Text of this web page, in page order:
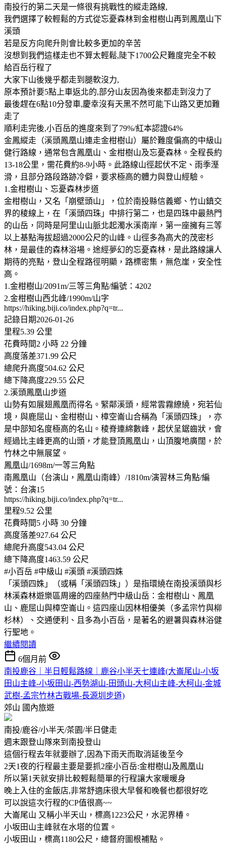
南投行的第二天是一條很有挑戰性的縱走路線,
我們選擇了較輕鬆的方式從忘憂森林到金柑樹山再到鳳凰山下
溪頭
若是反方向爬升則會比較多更加的辛苦
沒想到我們這樣走也不算太輕鬆,陡下1700公尺難度完全不較
給百岳行程了
大家下山後幾乎都走到腿軟沒力,
原本預計要5點上車返北的,部分山友因為後來都走到沒力了
最後趕在6點10分發車,慶幸沒有天黑不然可能下山路又更加難
走了
順利走完後,小百岳的進度來到了79%/紅本認證64%
金鳳縱走（溪頭鳳凰山連走金柑樹山）屬於難度偏高的中級山
健行路線，通常包含鳳凰山、金柑樹山及忘憂森林。全程長約
13-18公里，需花費約8-9小時。此路線山徑起伏不定、雨季溼
滑，且部分路段路跡冷僻，要求極高的體力與登山經驗。
1.金柑樹山、忘憂森林步道
金柑樹山，又名「崩壁頭山」，位於南投縣信義鄉、竹山鎮交
界的稜線上，在「溪頭四珠」中排行第二，也是四珠中最熱門
的山岳，同時是阿里山山脈北起濁水溪南岸，第一座擁有三等
以上基點海拔超過2000公尺的山峰。山徑多為高大的茂密杉
林，是最佳的森林浴場。途經夢幻的忘憂森林，是此路線讓人
期待的亮點，登山全程路徑明顯，路標密集，無危崖，安全性
高。
1.金柑樹山/2091m/三等三角點/編號：4202
2.金柑樹山西北峰/1990m/山字
https://hiking.biji.co/index.php?q=tr...
記錄日期2026-01-26
里程5.39 公里
花費時間2 小時 22 分鐘
高度落差371.99 公尺
總爬升高度504.62 公尺
總下降高度229.55 公尺
2.溪頭鳳凰山步道
山勢有如展翅鳳凰而得名。緊鄰溪頭，經常雲霧繚繞，宛若仙
境，與鹿屈山、金柑樹山、樟空崙山合稱為「溪頭四珠」，亦
是中部知名度極高的名山。稜脊連綿數峰，起伏呈鋸齒狀，會
經過比主峰更高的山頭，才能登頂鳳凰山，山頂腹地廣闊，於
竹林之中無展望。
鳳凰山/1698m/一等三角點
南鳳凰山（台演山，鳳凰山南峰）/1810m/演習林三角點/編
號：台演15
https://hiking.biji.co/index.php?q=tr...
里程9.52 公里
花費時間5 小時 30 分鐘
高度落差927.64 公尺
總爬升高度543.04 公尺
總下降高度1463.59 公尺
#小百岳 #中級山 #溪頭 #溪頭四姝
「溪頭四姝」（或稱「溪頭四珠」）是指環繞在南投溪頭與杉
林溪森林遊樂區周邊的四座熱門中級山岳：金柑樹山、鳳凰
山、鹿屈山與樟空崙山。這四座山因林相優美（多孟宗竹與柳
杉林）、交通便利、且多為小百岳，是著名的避暑與森林浴健
行聖地。
繼續閱讀
6個月前
南投鹿谷｜半日輕鬆路線｜鹿谷小半天七連峰(大崙尾山-小坂
田山主峰-小坂田山-西勢湖山-田頭山-大柯山主峰-大柯山-金城
武樹-孟宗竹林古戰場-長源圳步道)
郊山 國內旅遊
南投/鹿谷/小半天/茶園/半日健走
週末跟登山隊來到南投登山
這個行程去年就要辦了,因為下雨天而取消延後至今
2天1夜的行程最主要是要抓2座小百岳:金柑樹山及鳳凰山
所以第1天就安排比較輕鬆簡單的行程讓大家暖暖身
晚上入住的金飯店,非常舒適床很大早餐和晚餐也都很好吃
可以說這次行程的CP值很高~~
大崙尾山 又稱小半天山，標高1223公尺，水泥界椿。
小坂田山主峰就在水塔的位置。
小坂田山，標高1180公尺，總督府圖根補點。